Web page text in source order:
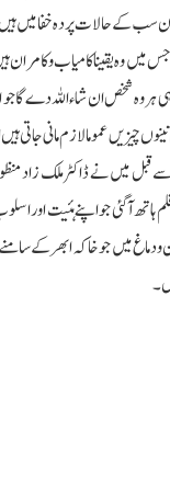
ان سب کے حالات پردہ خفا میں
یقینا کامیاب وکامران
وہ شخص ان شاءاللہ دے گا
عموما لازم مانی جاتی
میں نے ڈاکٹر ملک زاد
ہاتھ آگئی جو اپنے
میں جو خاکہ ابھر کے